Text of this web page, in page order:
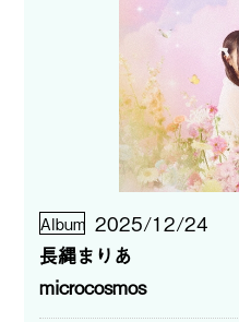
Album 2025/12/24
長縄まりあ
microcosmos